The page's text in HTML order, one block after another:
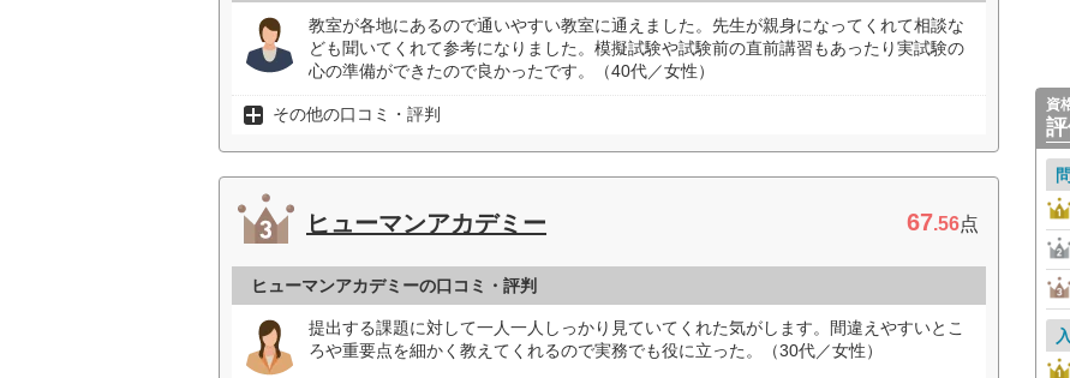
教室が各地にあるので通いやすい教室に通えました。先生が親身になってくれて相談な
ども聞いてくれて参考になりました。模擬試験や試験前の直前講習もあったり実試験の
心の準備ができたので良かったです。（40代／女性）
その他の口コミ・評判
ヒューマンアカデミー 67.56点
ヒューマンアカデミーの口コミ・評判
提出する課題に対して一人一人しっかり見ていてくれた気がします。間違えやすいとこ
ろや重要点を細かく教えてくれるので実務でも役に立った。（30代／女性）
資